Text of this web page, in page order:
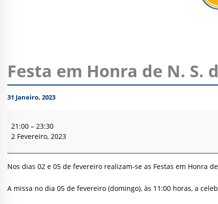
Festa em Honra de N. S.
31 Janeiro, 2023
em
Honra
N.
S.
Purificação
21:00 – 23:30
2 Fevereiro, 2023
Nos dias 02 e 05 de fevereiro realizam-se as Festas em Honra
A missa no dia 05 de fevereiro (domingo), às 11:00 horas, a